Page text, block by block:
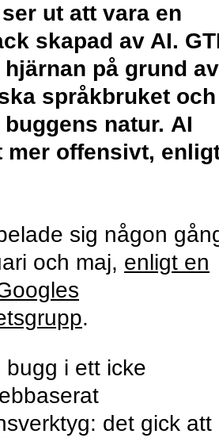
ut att vara en
skapad av AI.
på grund av
språkbruket och
natur. AI
mer offensivt,
sig någon
och maj, enligt en
.
i ett icke
det gick att